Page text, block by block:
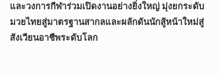
และวงการกีฬาร่วมเปิดงานอย่างยิ่งใหญ่ มุ่งยกระดับ
มวยไทยสู่มาตรฐานสากลและผลักดันนักสู้หน้าใหม่สู่
สังเวียนอาชีพระดับโลก